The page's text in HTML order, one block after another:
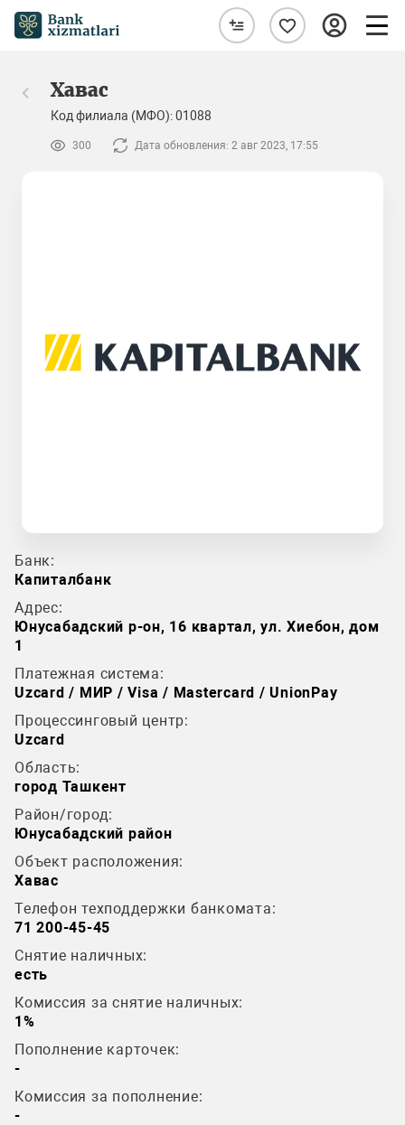
Хавас
Код филиала (МФО): 01088
300 Дата обновления: 2 авг 2023, 17:55
Банк:
Капиталбанк
Адрес:
Юнусабадский р-он, 16 квартал, ул. Хиебон, дом
1
Платежная система:
Uzcard / МИР / Visa / Mastercard / UnionPay
Процессинговый центр:
Uzcard
Область:
город Ташкент
Район/город:
Юнусабадский район
Объект расположения:
Хавас
Телефон техподдержки банкомата:
71 200-45-45
Снятие наличных:
есть
Комиссия за снятие наличных:
1%
Пополнение карточек:
-
Комиссия за пополнение:
-